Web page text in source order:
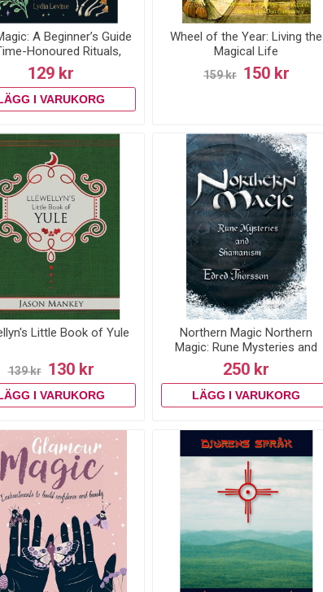
A Beginner’s Guide
Honoured Rituals,
Spells and Customs
129 kr
Wheel of the Year: Living the
Magical Life
159 kr 150 kr
Little Book of Yule
139 kr 130 kr
Northern Magic Northern
Magic: Rune Mysteries and
Shamanism Rune Mysteries
and Shamanism
250 kr